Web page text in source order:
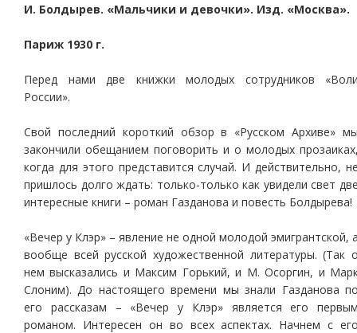
И. Болдырев. «Мальчики и девочки». Изд. «Москва».
Париж 1930 г.
Перед нами две книжки молодых сотрудников
России».
Свой последний короткий обзор в «Русском Архиве»
закончили обещанием поговорить и о молодых
когда для этого представится случай. И действительно,
пришлось долго ждать: только-только как увидели свет
интересные книги – роман Газданова и повесть Болдырева!
«Вечер у Клэр» – явление не одной молодой эмигрантской,
вообще всей русской художественной литературы. (Так
нем высказались и Максим Горький, и М. Осоргин, и
Слоним). До настоящего времени мы знали Газданова
его рассказам – «Вечер у Клэр» является его
романом. Интересен он во всех аспектах. Начнем с